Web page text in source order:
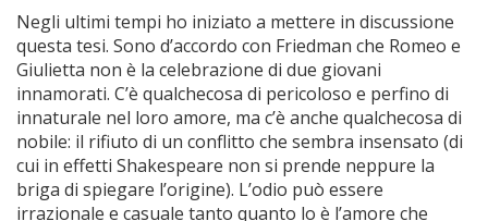
Negli ultimi tempi ho iniziato a mettere in discussione
questa tesi. Sono d’accordo con Friedman che Romeo e
Giulietta non è la celebrazione di due giovani
innamorati. C’è qualchecosa di pericoloso e perfino di
innaturale nel loro amore, ma c’è anche qualchecosa di
nobile: il rifiuto di un conflitto che sembra insensato (di
cui in effetti Shakespeare non si prende neppure la
briga di spiegare l’origine). L’odio può essere
irrazionale e casuale tanto quanto lo è l’amore che